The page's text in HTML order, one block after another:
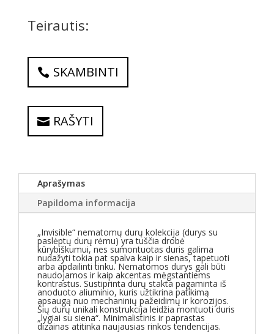
Teirautis:
SKAMBINTI
RAŠYTI
Aprašymas
Papildoma informacija
„Invisible“ nematomų durų kolekcija (durys su
paslėptų durų rėmu) yra tuščia drobė
kūrybiškumui, nes sumontuotas duris galima
nudažyti tokia pat spalva kaip ir sienas, tapetuoti
arba apdailinti tinku. Nematomos durys gali būti
naudojamos ir kaip akcentas mėgstantiems
kontrastus. Sustiprinta durų stakta pagaminta iš
anoduoto aliuminio, kuris užtikrina patikimą
apsaugą nuo mechaninių pažeidimų ir korozijos.
Šių durų unikali konstrukcija leidžia montuoti duris
„lygiai su siena“. Minimalistinis ir paprastas
dizainas atitinka naujausias rinkos tendencijas.